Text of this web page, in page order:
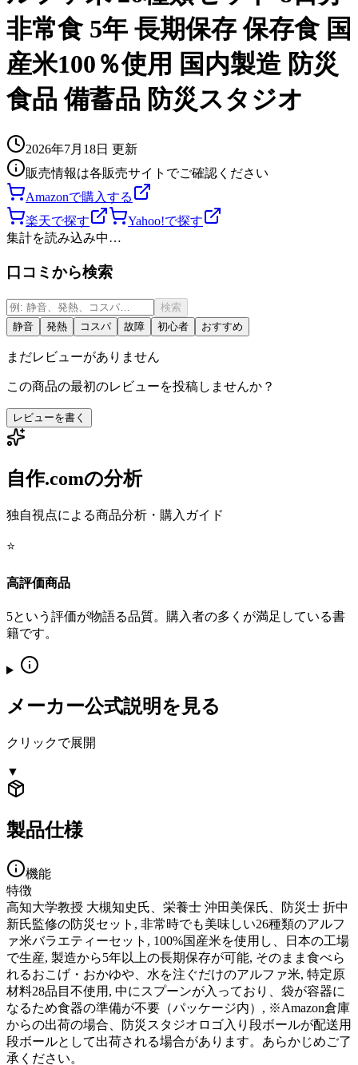
非常食 5年 長期保存 保存食 国
産米100％使用 国内製造 防災
食品 備蓄品 防災スタジオ
2026年7月18日 更新
販売情報は各販売サイトでご確認ください
Amazonで購入する
楽天で探す
Yahoo!で探す
集計を読み込み中…
口コミから検索
検索
静音
発熱 コスパ 故障 初心者 おすすめ
まだレビューがありません
この商品の最初のレビューを投稿しませんか？
レビューを書く
自作.comの分析
独自視点による商品分析・購入ガイド
⭐
高評価商品
5という評価が物語る品質。購入者の多くが満足している書
籍です。
メーカー公式説明を見る
クリックで展開
▼
製品仕様
機能
特徴
高知大学教授 大槻知史氏、栄養士 沖田美保氏、防災士 折中
新氏監修の防災セット, 非常時でも美味しい26種類のアルフ
ァ米バラエティーセット, 100%国産米を使用し、日本の工場
で生産, 製造から5年以上の長期保存が可能, そのまま食べら
れるおこげ・おかゆや、水を注ぐだけのアルファ米, 特定原
材料28品目不使用, 中にスプーンが入っており、袋が容器に
なるため食器の準備が不要（パッケージ内）, ※Amazon倉庫
からの出荷の場合、防災スタジオロゴ入り段ボールが配送用
段ボールとして出荷される場合があります。あらかじめご了
承ください。